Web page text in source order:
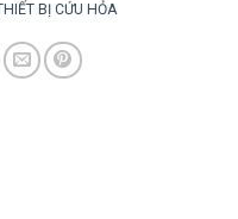
BỊ CỨU HỎA